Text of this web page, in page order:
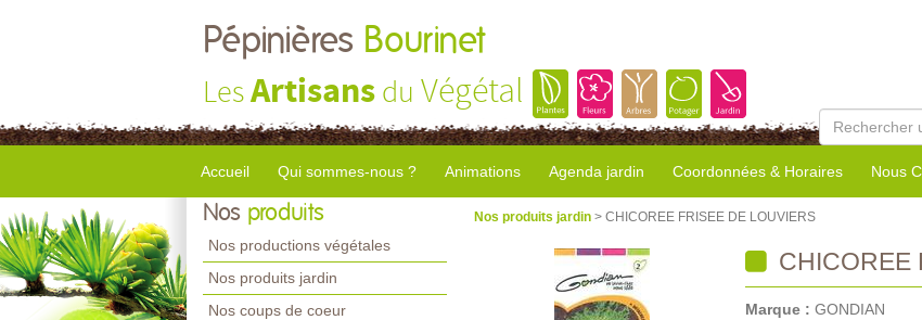
Pépinières Bourinet
LesArtisans du Végétal
Accueil Qui sommes-nous ? Animations Agenda jardin Coordonnées & Horaires Nous
Nos produits
Nos productions végétales
Nos produits jardin
Nos coups de coeur
Nos produits jardin > CHICOREE FRISEE DE LOUVIERS
CHICOREE
Marque : GONDIAN